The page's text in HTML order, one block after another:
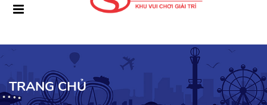
TRANG CHỦ
ĐU QUAY LỒNG
967 343 579
967 343 579